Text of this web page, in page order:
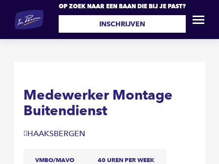
OP ZOEK NAAR EEN BAAN DIE BIJ JE PAST?
INSCHRIJVEN
Medewerker Montage
Buitendienst
HAAKSBERGEN
VMBO/MAVO 40 UREN PER WEEK
Medewerker Montage
Buitendienst
SOLLICITEER